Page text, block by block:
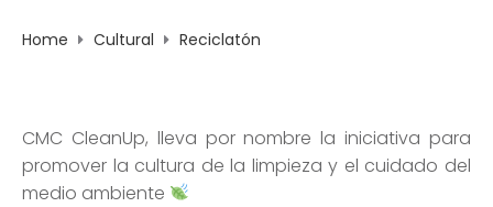
Home Cultural Reciclatón
CMC CleanUp, lleva por nombre la iniciativa para
promover la cultura de la limpieza y el cuidado del
medio ambiente